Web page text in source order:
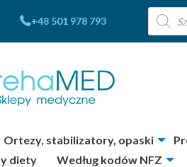
+48 501 978 793
Ortezy, stabilizatory, opaski
diety
Według kodów NFZ